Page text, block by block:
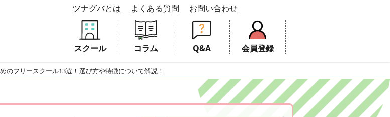
ツナグバとは よくある質問 お問い合わせ
スクール コラム Q&A 会員登録
のフリースクール13選！選び方や特徴について解説！